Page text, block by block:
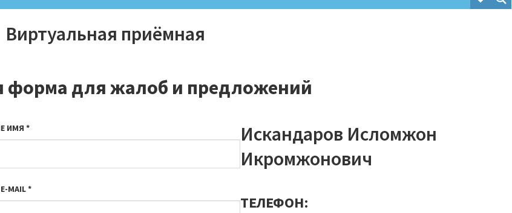
Виртуальная приёмная
форма для жалоб и предложений
ИМЯ*
MAIL*
Искандаров Исломжон
Икромжонович
ТЕЛЕФОН: